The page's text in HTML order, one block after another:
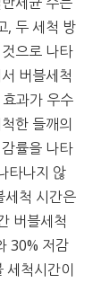
, 두 세척 방
으로 나타
버블세척
과가 우수
한 들깨의
률을 나타
타나지 않
세척 시간은
버블세척
30% 저감
세척시간이